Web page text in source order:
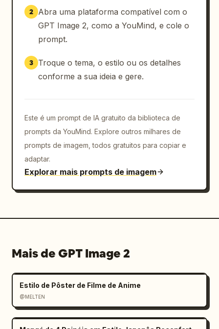
2
Abra uma plataforma compatível com o
GPT Image 2, como a YouMind, e cole o
prompt.
3
Troque o tema, o estilo ou os detalhes
conforme a sua ideia e gere.
Este é um prompt de IA gratuito da biblioteca de
prompts da YouMind. Explore outros milhares de
prompts de imagem, todos gratuitos para copiar e
adaptar.
Explorar mais prompts de imagem
Mais de GPT Image 2
Estilo de Pôster de Filme de Anime
@MELTEN